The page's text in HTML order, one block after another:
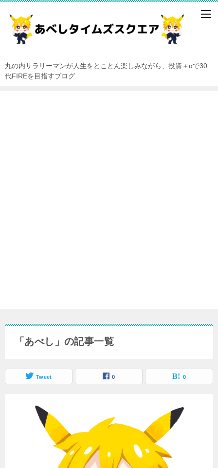
丸の内サラリーマンが人生をとことん楽しみながら、投資＋αで30
代FIREを目指すブログ
「あべし」の記事一覧
Tweet 0 0